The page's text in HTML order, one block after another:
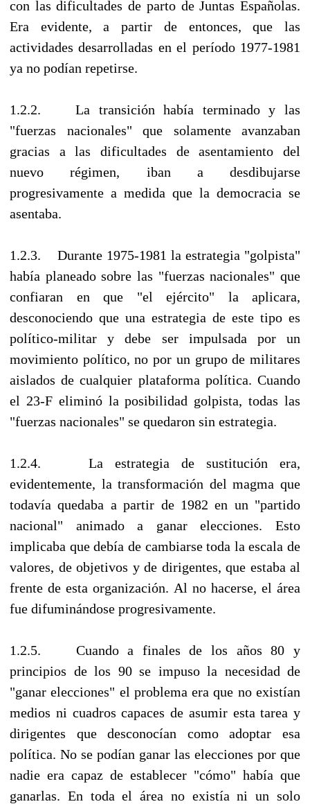
con las dificultades de parto de Juntas Españolas.
Era evidente, a partir de entonces, que las
actividades desarrolladas en el período 1977-1981
ya no podían repetirse.
1.2.2. La transición había terminado y las
"fuerzas nacionales" que solamente avanzaban
gracias a las dificultades de asentamiento del
nuevo régimen, iban a desdibujarse
progresivamente a medida que la democracia se
asentaba.
1.2.3. Durante 1975-1981 la estrategia "golpista"
había planeado sobre las "fuerzas nacionales" que
confiaran en que "el ejército" la aplicara,
desconociendo que una estrategia de este tipo es
político-militar y debe ser impulsada por un
movimiento político, no por un grupo de militares
aislados de cualquier plataforma política. Cuando
el 23-F eliminó la posibilidad golpista, todas las
"fuerzas nacionales" se quedaron sin estrategia.
1.2.4. La estrategia de sustitución era,
evidentemente, la transformación del magma que
todavía quedaba a partir de 1982 en un "partido
nacional" animado a ganar elecciones. Esto
implicaba que debía de cambiarse toda la escala de
valores, de objetivos y de dirigentes, que estaba al
frente de esta organización. Al no hacerse, el área
fue difuminándose progresivamente.
1.2.5. Cuando a finales de los años 80 y
principios de los 90 se impuso la necesidad de
"ganar elecciones" el problema era que no existían
medios ni cuadros capaces de asumir esta tarea y
dirigentes que desconocían como adoptar esa
política. No se podían ganar las elecciones por que
nadie era capaz de establecer "cómo" había que
ganarlas. En toda el área no existía ni un solo